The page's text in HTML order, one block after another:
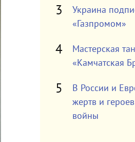
Украина
«Газпромом»
Мастерская
«Камчатская
В России и
жертв и
войны